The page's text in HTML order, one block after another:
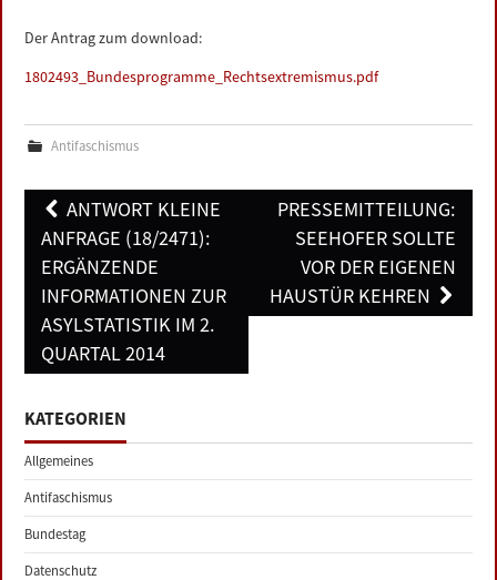
IMPRESSUM
Der Antrag zum download:
1802493_Bundesprogramme_Rechtsextremismus.pdf
Antifaschismus
Post
navigation
ANTWORT KLEINE
ANFRAGE (18/2471):
ERGÄNZENDE
INFORMATIONEN ZUR
ASYLSTATISTIK IM 2.
QUARTAL 2014
PRESSEMITTEILUNG:
SEEHOFER SOLLTE
VOR DER EIGENEN
HAUSTÜR KEHREN
KATEGORIEN
Allgemeines
Antifaschismus
Bundestag
Datenschutz